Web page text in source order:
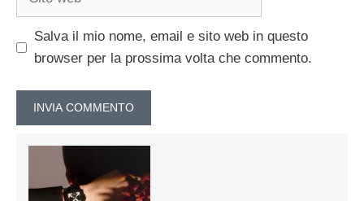
Salva il mio nome, email e sito web in questo
browser per la prossima volta che commento.